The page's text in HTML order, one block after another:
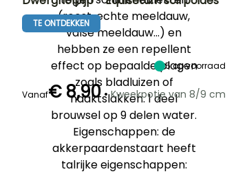
(roest, echte meeldauw,
valse meeldauw...) en
hebben ze een repellent
effect op bepaalde plagen
zoals bladluizen of
naaktslakken. 1 deel
brouwsel op 9 delen water.
Eigenschappen: de
akkerpaardenstaart heeft
talrijke eigenschappen:
Uiteindelijke
planthoogte
20 cm
Uiteindelijke
breedte
40 cm
Halfschaduw
Bloeitijd
Redelijke
plantperiode
Maart tot Juni
Winterhardheid
Tot -29°C
TE ONTDEKKEN
5op voorraad
Vanaf€ 8,90• Kweekpotje van 8/9 cm